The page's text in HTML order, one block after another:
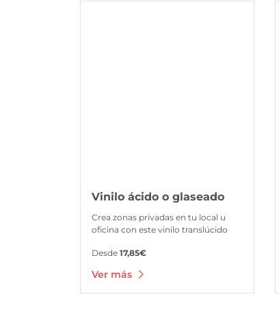
Vinilo ácido o glaseado
Crea zonas privadas en tu local u
oficina con este vinilo translúcido
Desde 17,85€
Ver más